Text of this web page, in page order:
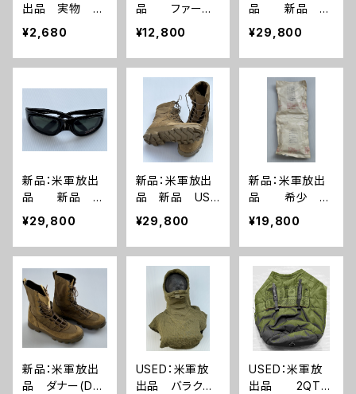
出品 実物 ラ
イフル マーク
スマン 勲章(A
0275)
¥2,680
品 ファース
トエイドキット
トラウマキット
フルセット(A02
61)
¥12,800
品 新品 ア
ジアンフィット
Smith Optics E
lite スミスオプ
ティクス エリー
ト AEGIS ARC
エージス アーク
(A0260)
¥29,800
新品：米軍放出
品 新品 W
ILEY-X ワイリー
エックス サン
グラスセット(A0
¥29,800
新品：米軍放出
品 新品 US
MC トロピカル
ブーツ(A0258)
¥29,800
新品：米軍放出
品 希少 新
品 サバイバル
キットA サバイバ
ルキットB 2セッ
ト(A0257)
¥19,800
新品：米軍放出
品 ダナー(Dan
USED：米軍放
出品 バラクラ
USED：米軍放
出品 2QT